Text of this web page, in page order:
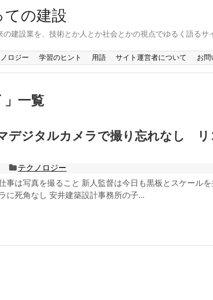
ての建設
の建設業を、技術とか人とか社会とかの視点でゆるく語るサ
ロジー 学習のヒント 用語 サイト運営者について お問
」一覧
デジタルカメラで撮り忘れなし リ
テクノロジー
事は写真を撮ること 新人監督は今日も黒板とスケール
に死角なし 安井建築設計事務所の子...